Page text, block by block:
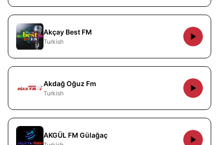
Akçay Best FM
Turkish
Akdağ Oğuz Fm
Turkish
AKGÜL FM Gülağaç